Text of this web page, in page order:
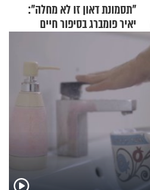
"תסמונת דאון זו לא מחלה":
יאיר פומברג בסיפור חיים
מעורר השראה